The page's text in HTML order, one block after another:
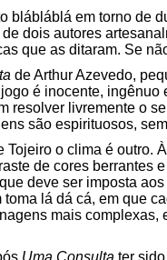
blábláblá em torno de
dois autores
que as ditaram. Se
de Arthur Azevedo,
é inocente, ingênuo
resolver livremente o
são espirituosos,
Tojeiro o clima é outro.
de cores berrantes
deve ser imposta
toma lá dá cá, em que
mais complexas,
Uma Consulta ter